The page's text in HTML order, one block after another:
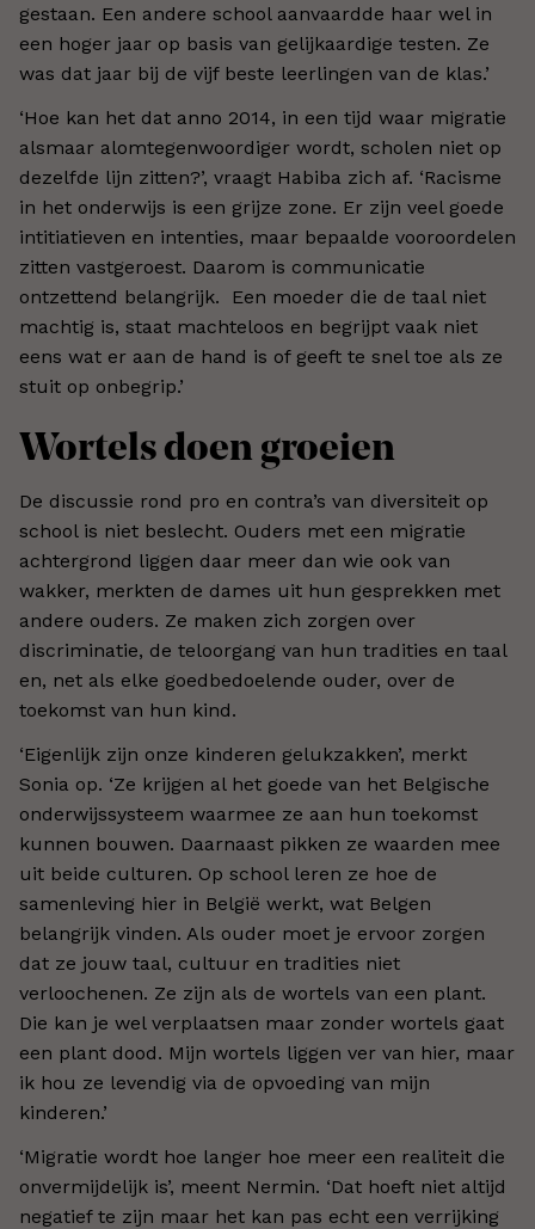
gestaan. Een andere school aanvaardde haar wel in
een hoger jaar op basis van gelijkaardige testen. Ze
was dat jaar bij de vijf beste leerlingen van de klas.’
‘Hoe kan het dat anno 2014, in een tijd waar migratie
alsmaar alomtegenwoordiger wordt, scholen niet op
dezelfde lijn zitten?’, vraagt Habiba zich af. ‘Racisme
in het onderwijs is een grijze zone. Er zijn veel goede
intitiatieven en intenties, maar bepaalde vooroordelen
zitten vastgeroest. Daarom is communicatie
ontzettend belangrijk. Een moeder die de taal niet
machtig is, staat machteloos en begrijpt vaak niet
eens wat er aan de hand is of geeft te snel toe als ze
stuit op onbegrip.’
Wortels doen groeien
De discussie rond pro en contra’s van diversiteit op
school is niet beslecht. Ouders met een migratie
achtergrond liggen daar meer dan wie ook van
wakker, merkten de dames uit hun gesprekken met
andere ouders. Ze maken zich zorgen over
discriminatie, de teloorgang van hun tradities en taal
en, net als elke goedbedoelende ouder, over de
toekomst van hun kind.
‘Eigenlijk zijn onze kinderen gelukzakken’, merkt
Sonia op. ‘Ze krijgen al het goede van het Belgische
onderwijssysteem waarmee ze aan hun toekomst
kunnen bouwen. Daarnaast pikken ze waarden mee
uit beide culturen. Op school leren ze hoe de
samenleving hier in België werkt, wat Belgen
belangrijk vinden. Als ouder moet je ervoor zorgen
dat ze jouw taal, cultuur en tradities niet
verloochenen. Ze zijn als de wortels van een plant.
Die kan je wel verplaatsen maar zonder wortels gaat
een plant dood. Mijn wortels liggen ver van hier, maar
ik hou ze levendig via de opvoeding van mijn
kinderen.’
‘Migratie wordt hoe langer hoe meer een realiteit die
onvermijdelijk is’, meent Nermin. ‘Dat hoeft niet altijd
negatief te zijn maar het kan pas echt een verrijking